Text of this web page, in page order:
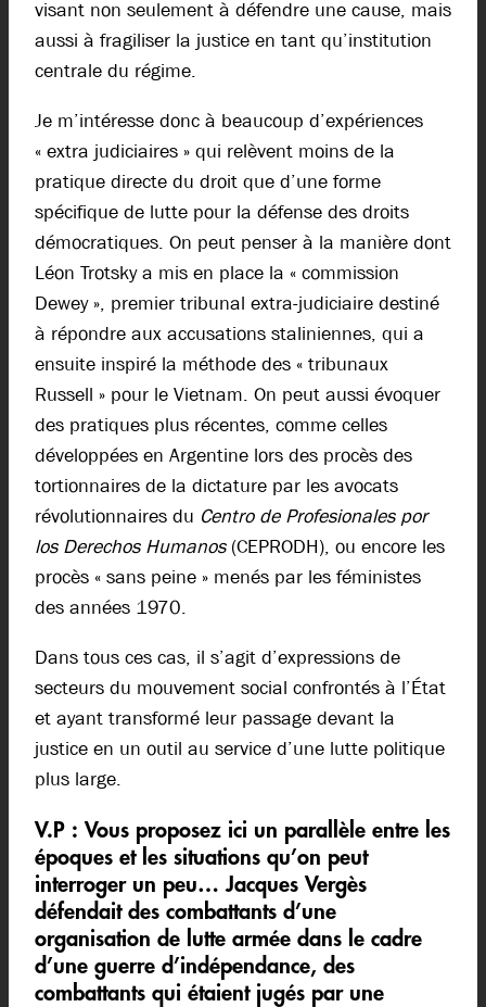
visant non seulement à défendre une cause, mais
aussi à fragiliser la justice en tant qu’institution
centrale du régime.
Je m’intéresse donc à beaucoup d’expériences
« extra judiciaires » qui relèvent moins de la
pratique directe du droit que d’une forme
spécifique de lutte pour la défense des droits
démocratiques. On peut penser à la manière dont
Léon Trotsky a mis en place la « commission
Dewey », premier tribunal extra-judiciaire destiné
à répondre aux accusations staliniennes, qui a
ensuite inspiré la méthode des « tribunaux
Russell » pour le Vietnam. On peut aussi évoquer
des pratiques plus récentes, comme celles
développées en Argentine lors des procès des
tortionnaires de la dictature par les avocats
révolutionnaires du Centro de Profesionales por
los Derechos Humanos (CEPRODH), ou encore les
procès « sans peine » menés par les féministes
des années 1970.
Dans tous ces cas, il s’agit d’expressions de
secteurs du mouvement social confrontés à l’État
et ayant transformé leur passage devant la
justice en un outil au service d’une lutte politique
plus large.
V.P : Vous proposez ici un parallèle entre les
époques et les situations qu’on peut
interroger un peu… Jacques Vergès
défendait des combattants d’une
organisation de lutte armée dans le cadre
d’une guerre d’indépendance, des
combattants qui étaient jugés par une